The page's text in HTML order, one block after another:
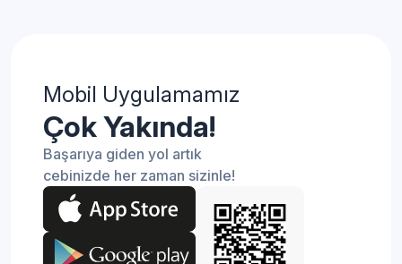
Mobil Uygulamamız
Çok Yakında!
Başarıya giden yol artık
cebinizde her zaman sizinle!